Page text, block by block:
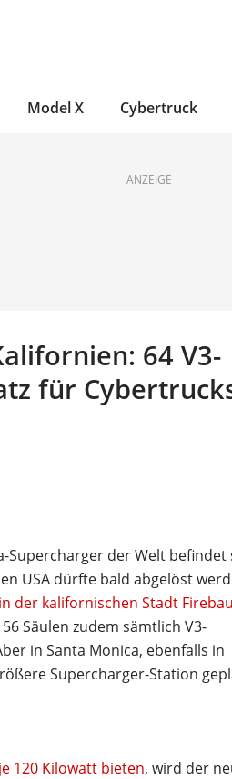
Model X Cybertruck
ANZEIGE
64 V3-
für
Supercharger der Welt befindet
USA dürfte bald abgelöst
der kalifornischen Stadt
Säulen zudem sämtlich V3-
in Santa Monica, ebenfalls in
Supercharger-Station
120 Kilowatt bieten, wird der